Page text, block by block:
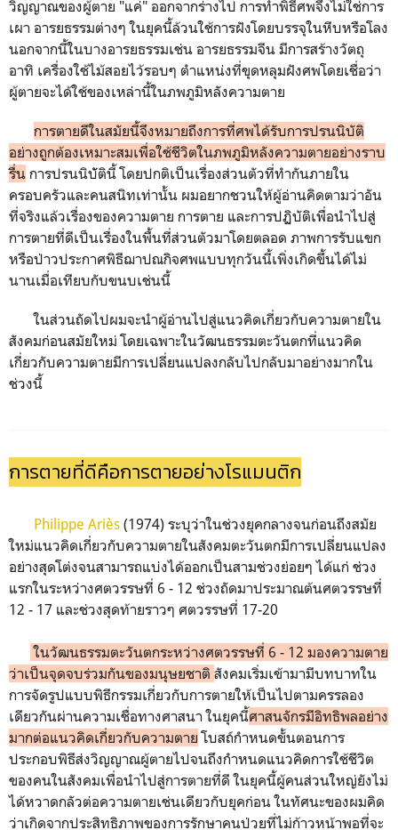
วิญญาณของผู้ตาย "แค่" ออกจากร่างไป การทำพิธีศพจึงไม่ใช่การ
เผา อารยธรรมต่างๆ ในยุคนี้ล้วนใช้การฝังโดยบรรจุในหีบหรือโลง
นอกจากนี้ในบางอารยธรรมเช่น อารยธรรมจีน มีการสร้างวัตถุ
อาทิ เครื่องใช้ไม้สอยไว้รอบๆ ตำแหน่งที่ขุดหลุมฝังศพโดยเชื่อว่า
ผู้ตายจะได้ใช้ของเหล่านี้ในภพภูมิหลังความตาย
การตายดีในสมัยนี้จึงหมายถึงการที่ศพได้รับการปรนนิบัติ
อย่างถูกต้องเหมาะสมเพื่อใช้ชีวิตในภพภูมิหลังความตายอย่างราบ
รื่น การปรนนิบััตินี้ โดยปกติเป็นเรื่องส่วนตัวที่ทำกันภายใน
ครอบครัวและคนสนิทเท่านั้น ผมอยากชวนให้ผู้อ่านคิดตามว่าอัน
ที่จริงแล้วเรื่องของความตาย การตาย และการปฏิบัติเพื่อนำไปสู่
การตายที่ดีเป็นเรื่องในพื้นที่ส่วนตัวมาโดยตลอด ภาพการรับแขก
หรือป่าวประกาศพิธีฌาปณกิจศพแบบทุกวันนี้เพิ่งเกิดขึ้นได้ไม่
นานเมื่อเทียบกับขนบเช่นนี้
ในส่วนถัดไปผมจะนำผู้อ่านไปสู่แนวคิดเกี่ยวกับความตายใน
สังคมก่อนสมัยใหม่ โดยเฉพาะในวัฒนธรรมตะวันตกที่แนวคิด
เกี่ยวกับความตายมีการเปลี่ยนแปลงกลับไปกลับมาอย่างมากใน
ช่วงนี้
การตายที่ดีคือการตายอย่างโรแมนติก
Philippe Ariès (1974) ระบุว่าในช่วงยุคกลางจนก่อนถึงสมัย
ใหม่แนวคิดเกี่ยวกับความตายในสังคมตะวันตกมีการเปลี่ยนแปลง
อย่างสุดโต่งจนสามารถแบ่งได้ออกเป็นสามช่วงย่อยๆ ได้แก่ ช่วง
แรกในระหว่างศตวรรษที่ 6 - 12 ช่วงถัดมาประมาณต้นศตวรรษที่
12 - 17 และช่วงสุดท้ายราวๆ ศตวรรษที่ 17-20
ในวัฒนธรรมตะวันตกระหว่างศตวรรษที่ 6 - 12 มองความตาย
ว่าเป็นจุดจบร่วมกันของมนุษยชาติ สังคมเริ่มเข้ามามีบทบาทใน
การจัดรูปแบบพิธีกรรมเกี่ยวกับการตายให้เป็นไปตามครรลอง
เดียวกันผ่านความเชื่อทางศาสนา ในยุคนี้ศาสนจักรมีอิทธิพลอย่าง
มากต่อแนวคิดเกี่ยวกับความตาย โบสถ์กำหนดขั้นตอนการ
ประกอบพิธีส่งวิญญาณผู้ตายไปจนถึงกำหนดแนวคิดการใช้ชีวิต
ของคนในสังคมเพื่อนำไปสู่การตายที่ดี ในยุคนี้ผู้คนส่วนใหญ่ยังไม่
ได้หวาดกลัวต่อความตายเช่นเดียวกับยุคก่อน ในทัศนะของผมคิด
ว่าเกิดจากประสิทธิภาพของการรักษาคนป่วยที่ไม่ก้าวหน้าพอที่จะ